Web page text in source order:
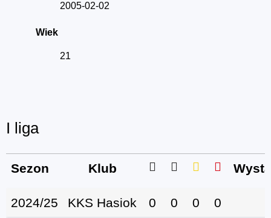
2005-02-02
Wiek
21
I liga
Sezon Klub
2024/25 KKS Hasiok 0 0 0 0